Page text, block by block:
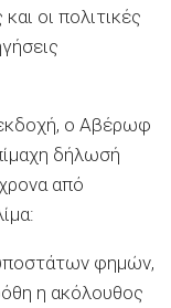
οι πολιτικές
ο Αβέρωφ
δήλωσή
από
φημών,
η ακόλουθος